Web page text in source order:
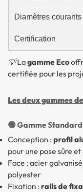
Diamètres courants
Certification
💡 Lagamme Eco
certifiée pour les
Les deux gammes
🟢 Gamme
Conception : profil
pour une pose sûre
Face : acier
polyester
Fixation : rails de